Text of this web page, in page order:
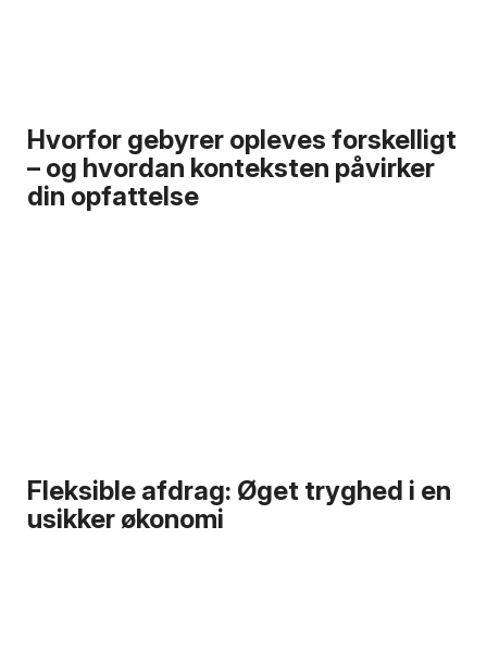
Hvorfor gebyrer opleves forskelligt
– og hvordan konteksten påvirker
din opfattelse
Fleksible afdrag: Øget tryghed i en
usikker økonomi